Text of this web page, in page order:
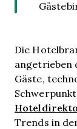
Die
angetrieben
Gäste,
Trends in